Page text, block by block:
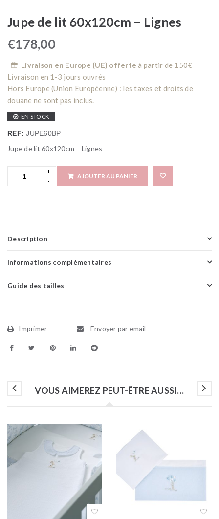
Jupe de lit 60x120cm – Lignes
€178,00
Livraison en Europe (UE) offerte à partir de 150€
Livraison en 1-3 jours ouvrés
Hors Europe (Union Européenne) : les taxes et droits de
douane ne sont pas inclus.
EN STOCK
REF:JUPE60BP
Jupe de lit 60x120cm – Lignes
AJOUTER AU PANIER
Description
Informations complémentaires
Guide des tailles
Imprimer Envoyer par email
VOUS AIMEREZ PEUT-ÊTRE AUSSI…